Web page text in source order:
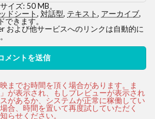
イズ: 50 MB。
ドシート, 対話型, テキスト, アーカイブ,
できます。
および他サービスへのリンクは自動的に